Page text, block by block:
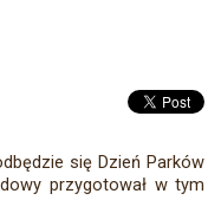
się Dzień Parków
przygotował w tym